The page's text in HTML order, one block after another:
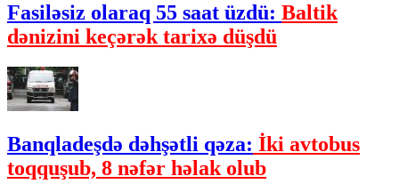
Fasiləsiz olaraq 55 saat üzdü: Baltik
dənizini keçərək tarixə düşdü
Banqladeşdə dəhşətli qəza: İki avtobus
toqquşub, 8 nəfər həlak olub